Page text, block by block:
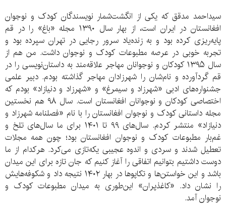
سیداحمد مدقق که یکی از انگشت‌شمار نویسندگان کودک و نوجوان
افغانستان در ایران است، از بهار سال ۱۳۹۰ مجله «باغ» را در قم
پایه‌ریزی کرده بود و به زنده‌یاد سرور رجایی در تهران سپرده بود و
تجربه خوبی در عرصه مطبوعات کودک و نوجوان داشت. من هم از
سال ۱۳۹۵ کودکان و نوجوانان مهاجر علاقه‌مند به داستان‌نویسی را در
قم گردآورده و نام‌شان را شهرزادان مهاجر گذاشته بودم. دبیر علمی
جشنواره‌های ادبی «شهرزاد و سیمرغ» و «شهرزاد و دنیازاد» بودم که
اختصاصی کودکان و نوجوانان افغانستان است. سال ۹۸ هم نخستین
مجله داستانی کودک و نوجوان افغانستان را با نام «فصلنامه شهرزاد و
دنیازاد» منتشر کردم. سال‌های ۹۹ تا ۱۴۰۱ برای ما سال‌های تلخ و
غم‌بار مطبوعات کودک و نوجوان افغانستان بود؛ چون همه مجلات
تعطیل شدند و سردی و اندوه عجیبی یکه‌تازی می‌کرد. هرکدام از ما
دوست داشتیم بتوانیم اتفاقی را آغاز کنیم که جان تازه برای این میدان
باشد و این خواستن‌ها و تکاپوها در بهار ۱۴۰۲ نتیجه داد و شکوفه‌هایش
را نشان داد. «کاغذپران» این‌طوری به میدان مطبوعات کودک و
نوجوان آمد.